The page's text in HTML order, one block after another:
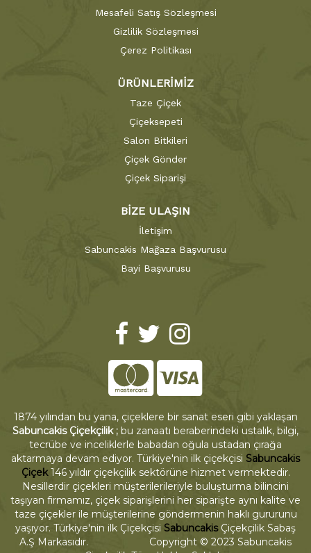
Mesafeli Satış Sözleşmesi
Gizlilik Sözleşmesi
Çerez Politikası
ÜRÜNLERİMİZ
Taze Çiçek
Çiçeksepeti
Salon Bitkileri
Çiçek Gönder
Çiçek Siparişi
BİZE ULAŞIN
İletişim
Sabuncakis Mağaza Başvurusu
Bayi Başvurusu
1874 yılından bu yana, çiçeklere bir sanat eseri gibi yaklaşan
Sabuncakis Çiçekçilik ; bu zanaatı beraberindeki ustalık, bilgi,
tecrübe ve inceliklerle babadan oğula ustadan çırağa
aktarmaya devam ediyor. Türkiye'nin ilk çiçekçisi Sabuncakis
Çiçek146 yıldır çiçekçilik sektörüne hizmet vermektedir.
Nesillerdir çiçekleri müşterilerileriyle buluşturma bilincini
taşıyan firmamız, çiçek siparişlerini her siparişte aynı kalite ve
taze çiçekler ile müşterilerine göndermenin haklı gururunu
yaşıyor. Türkiye'nin ilk Çiçekçisi SabuncakisÇiçekçilik Sabaş
A.Ş Markasıdır. Copyright © 2023 Sabuncakis